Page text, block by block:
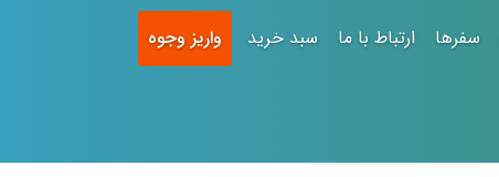
سفرها ارتباط با ما سبد خرید واریز وجوه